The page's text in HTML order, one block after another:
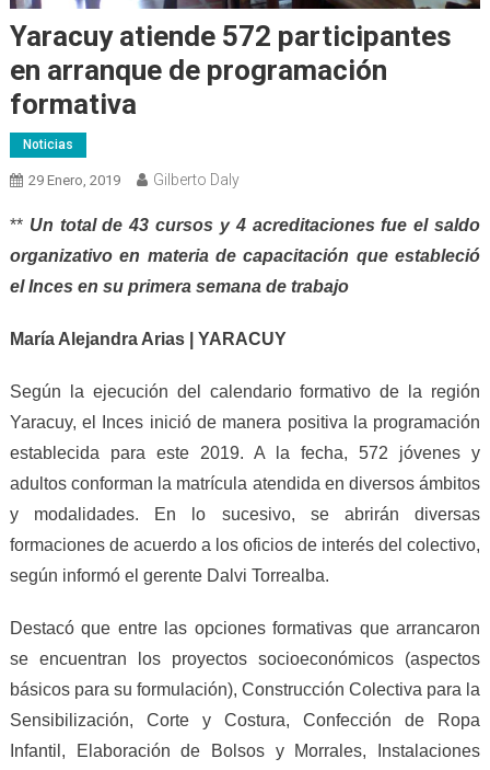
Yaracuy atiende 572 participantes
en arranque de programación
formativa
Noticias
29 Enero, 2019 Gilberto Daly
** Un total de 43 cursos y 4 acreditaciones fue el saldo
organizativo en materia de capacitación que estableció
el Inces en su primera semana de trabajo
María Alejandra Arias | YARACUY
Según la ejecución del calendario formativo de la región
Yaracuy, el Inces inició de manera positiva la programación
establecida para este 2019. A la fecha, 572 jóvenes y
adultos conforman la matrícula atendida en diversos ámbitos
y modalidades. En lo sucesivo, se abrirán diversas
formaciones de acuerdo a los oficios de interés del colectivo,
según informó el gerente Dalvi Torrealba.
Destacó que entre las opciones formativas que arrancaron
se encuentran los proyectos socioeconómicos (aspectos
básicos para su formulación), Construcción Colectiva para la
Sensibilización, Corte y Costura, Confección de Ropa
Infantil, Elaboración de Bolsos y Morrales, Instalaciones